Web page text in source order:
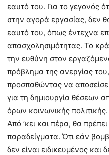
εαυτό του. Για το γεγονός
στην αγορά εργασίας, δεν
εαυτό του, όπως έντεχνα
απασχολησιμότητας. Το
την ευθύνη στον
πρόβλημα της ανεργίας
προσπαθώντας να αποσείσει
για τη δημιουργία θέσεων
όρων κοινωνικής πολιτικής.
Από ’κει και πέρα, θα
παραδείγματα. Ότι εάν
δεν είναι ειδικευμένος και